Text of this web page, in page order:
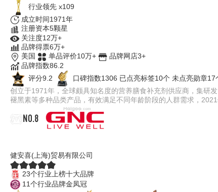
行业领先 x109
成立时间1971年
注册资本5颗星
关注度12万+
品牌得票6万+
美国
单品评价10万+
品牌网店3+
品牌指数86.2
评分9.2
口碑指数1306 已点亮标签10个 未点亮勋章17
创立于1971年，全球颇具知名度的营养膳食补充剂供应商，集研
褪黑素等多种品类产品，有效满足不同年龄阶段的人群需求，
NO.8
健安喜(上海)贸易有限公司
23个行业上榜十大品牌
11个行业品牌金凤冠